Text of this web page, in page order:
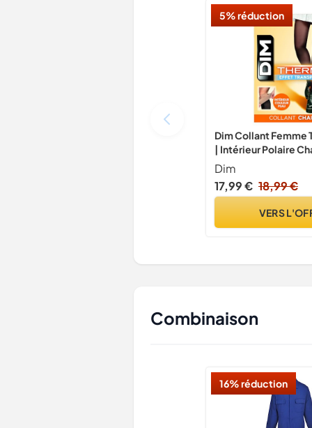
5% réduction
Dim Collant Femme
| Intérieur Polaire
Transparent | Hiver
Élégance
Dim
17,99 € 18,99 €
VERS
Combinaison
16% réduction